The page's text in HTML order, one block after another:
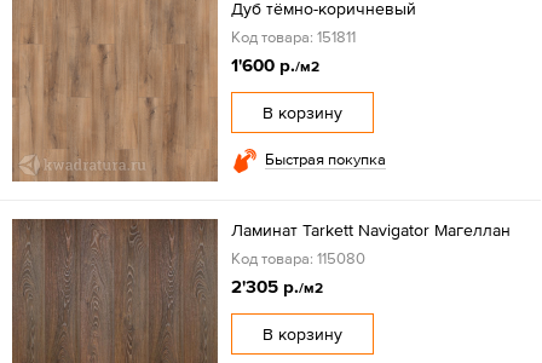
Дуб тёмно-коричневый
Код товара: 151811
1'600 р./м2
В корзину
Быстрая покупка
Ламинат Tarkett Navigator Mагеллан
Код товара: 115080
2'305 р./м2
В корзину